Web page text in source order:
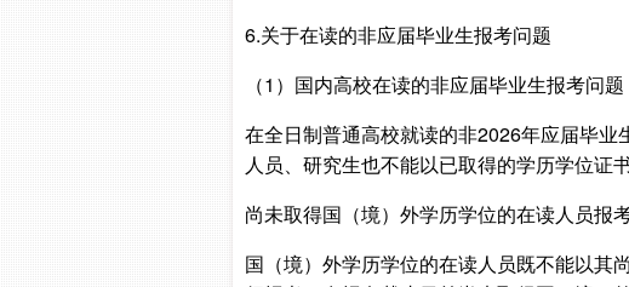
6.关于在读的非应届毕业生报考问题
（1）国内高校在读的非应届毕业生报考问题
在全日制普通高校就读的非2026年应届毕
人员、研究生也不能以已取得的学历学位证书
尚未取得国（境）外学历学位的在读人员报
国（境）外学历学位的在读人员既不能以其